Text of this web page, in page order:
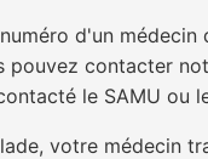
d'un médecin
pouvez contacter
le SAMU ou
votre médecin